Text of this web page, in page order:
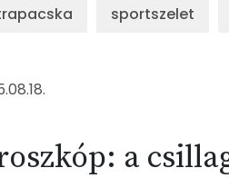
sportszelet
a